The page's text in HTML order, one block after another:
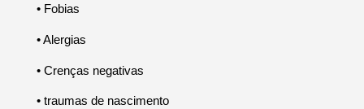
• Fobias
• Alergias
• Crenças negativas
• traumas de nascimento